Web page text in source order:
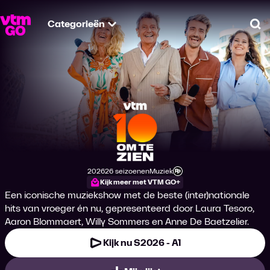
Categorieën
Tien Om Te Zien
Productiejaar
202626 seizoenen
Genre
Muziek
Leeftijdsclassificatie
Kijk meer met VTM GO+
Een iconische muziekshow met de beste (inter)nationale
hits van vroeger én nu, gepresenteerd door Laura Tesoro,
Aaron Blommaert, Willy Sommers en Anne De Baetzelier.
Kijk nu S2026 - A1